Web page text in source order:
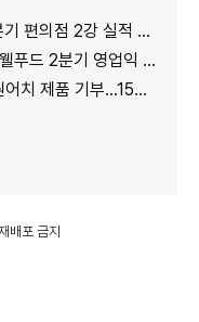
점 2강 실적 날았다
2분기 영업익 89%↑
품 기부…15년째 나눔
배포 금지